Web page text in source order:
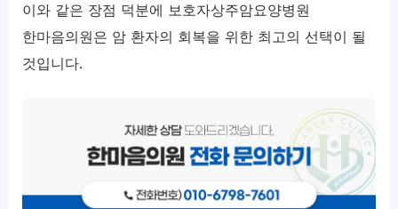
이와 같은 장점 덕분에 보호자상주암요양병원
한마음의원은 암 환자의 회복을 위한 최고의 선택이 될
것입니다.